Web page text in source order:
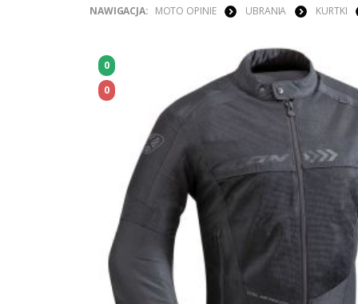
NAWIGACJA: MOTO OPINIE UBRANIA KURTKI
0
0